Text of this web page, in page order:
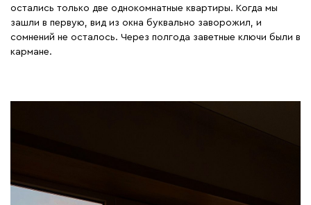
остались только две однокомнатные квартиры. Когда мы
зашли в первую, вид из окна буквально заворожил, и
сомнений не осталось. Через полгода заветные ключи были в
кармане.